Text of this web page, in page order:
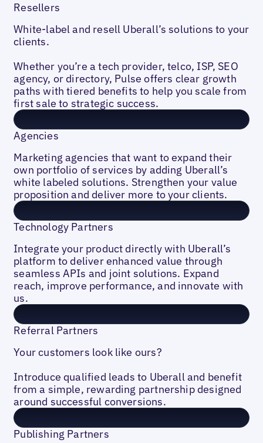
Resellers
White-label and resell Uberall’s solutions to your
clients.
Whether you’re a tech provider, telco, ISP, SEO
agency, or directory, Pulse offers clear growth
paths with tiered benefits to help you scale from
first sale to strategic success.
Agencies
Marketing agencies that want to expand their
own portfolio of services by adding Uberall’s
white labeled solutions. Strengthen your value
proposition and deliver more to your clients.
Technology Partners
Integrate your product directly with Uberall’s
platform to deliver enhanced value through
seamless APIs and joint solutions. Expand
reach, improve performance, and innovate with
us.
Referral Partners
Your customers look like ours?
Introduce qualified leads to Uberall and benefit
from a simple, rewarding partnership designed
around successful conversions.
Publishing Partners